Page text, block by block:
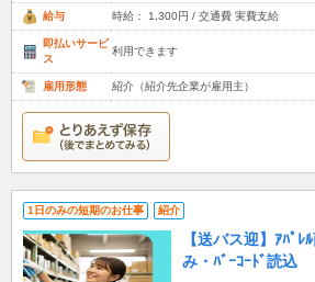
給与 時給： 1,300円 / 交通費 実費支給
即払いサービ
ス
利用できます
雇用形態 紹介（紹介先企業が雇用主）
1日のみの短期のお仕事 紹介
【送バス迎】ｱﾊﾟﾚ
み・ﾊﾞｰｺｰﾄﾞ読込